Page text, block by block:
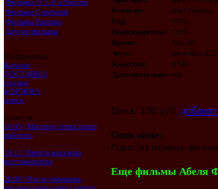
Фильмы СССР и России
Фильмы Северной
Америки
Фильмы Европы
Другие фильмы
Информация
Каталог
ДОСТАВКА
ссылки
КОРЗИНА
поиск
Новости
16.05 | Магазин снова начал
работать
10.12 | Работа магазина
восстановлена
26.09 | После перерыва,
Режисер:
Abel Ferrara
Год:
1976
Производитель: США
Время:
1:03.58
Звук:
английский
Качество:
DVD
Дополнительно: нет
Цена: 100 руб.
Описание:
Один из первых
Еще фильмы Абеля